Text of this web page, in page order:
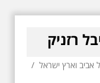
רזניק
אביב וארץ ישראל /